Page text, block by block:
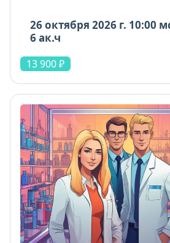
устанавливать периодичность
проверках квалификации (ПК) и
межлабораторных
(МСИ). Разберём, как
какие документы требовать,
ФСА при их отсутствии и как
компетентности.
Особое внимание -
системы менеджмента: вы
ссылки и положения
избежать типичных
оформить все документы в
новыми требованиями.
и шаблоны позволят внедрить
вашей лаборатории уже на
после обучения.
26 октября 2026 г. 10:00
6 ак.ч
13 900 ₽